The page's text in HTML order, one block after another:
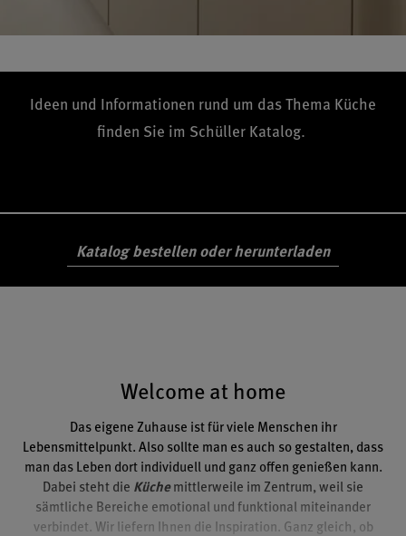
Ideen und Informationen rund um das Thema Küche
finden Sie im Schüller Katalog.
Katalog bestellen oder herunterladen
Welcome at home
Das eigene Zuhause ist für viele Menschen ihr
Lebensmittelpunkt. Also sollte man es auch so gestalten, dass
man das Leben dort individuell und ganz offen genießen kann.
Dabei steht die Küchemittlerweile im Zentrum, weil sie
sämtliche Bereiche emotional und funktional miteinander
verbindet. Wir liefern Ihnen die Inspiration. Ganz gleich, ob